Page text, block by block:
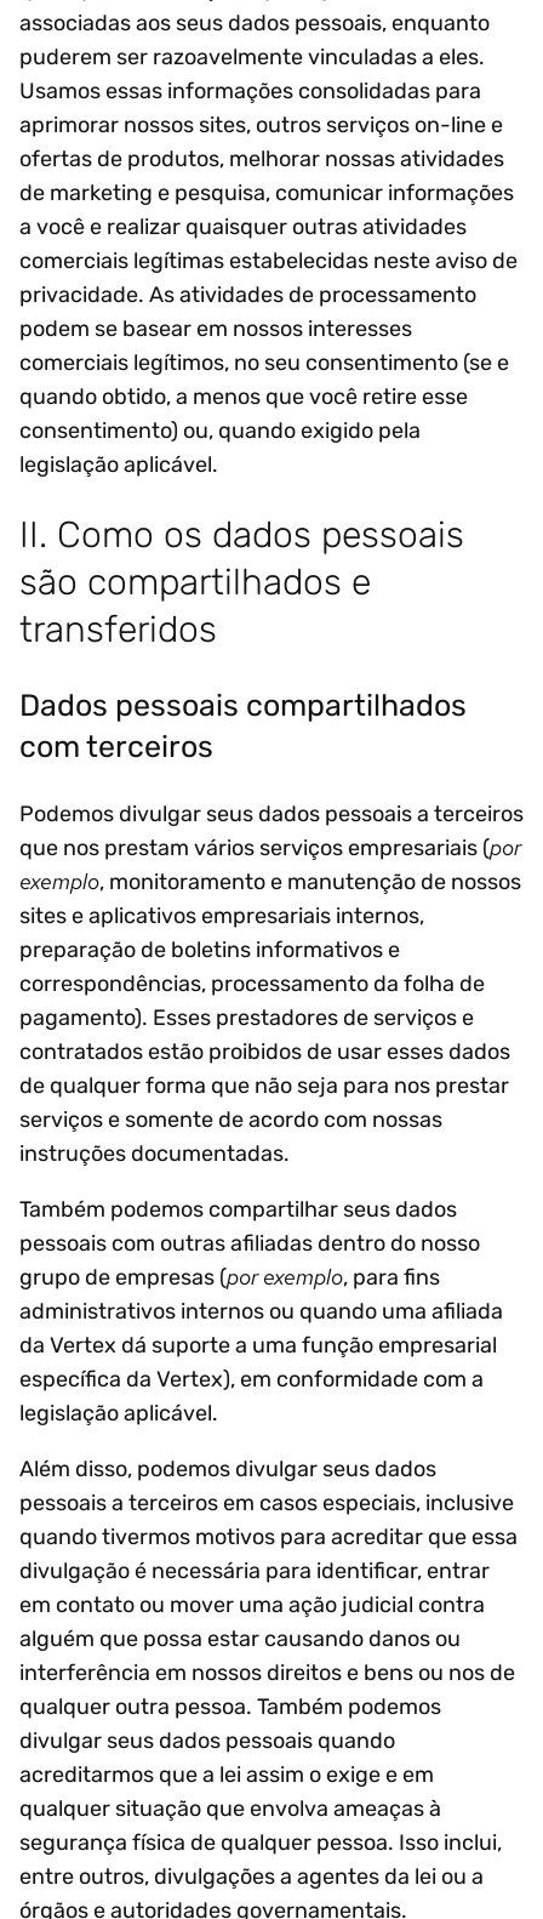
associadas aos seus dados pessoais, enquanto
puderem ser razoavelmente vinculadas a eles.
Usamos essas informações consolidadas para
aprimorar nossos sites, outros serviços on-line e
ofertas de produtos, melhorar nossas atividades
de marketing e pesquisa, comunicar informações
a você e realizar quaisquer outras atividades
comerciais legítimas estabelecidas neste aviso de
privacidade. As atividades de processamento
podem se basear em nossos interesses
comerciais legítimos, no seu consentimento (se e
quando obtido, a menos que você retire esse
consentimento) ou, quando exigido pela
legislação aplicável.
II. Como os dados pessoais
são compartilhados e
transferidos
Dados pessoais compartilhados
com terceiros
Podemos divulgar seus dados pessoais a terceiros
que nos prestam vários serviços empresariais (por
exemplo, monitoramento e manutenção de nossos
sites e aplicativos empresariais internos,
preparação de boletins informativos e
correspondências, processamento da folha de
pagamento). Esses prestadores de serviços e
contratados estão proibidos de usar esses dados
de qualquer forma que não seja para nos prestar
serviços e somente de acordo com nossas
instruções documentadas.
Também podemos compartilhar seus dados
pessoais com outras afiliadas dentro do nosso
grupo de empresas (por exemplo, para fins
administrativos internos ou quando uma afiliada
da Vertex dá suporte a uma função empresarial
específica da Vertex), em conformidade com a
legislação aplicável.
Além disso, podemos divulgar seus dados
pessoais a terceiros em casos especiais, inclusive
quando tivermos motivos para acreditar que essa
divulgação é necessária para identificar, entrar
em contato ou mover uma ação judicial contra
alguém que possa estar causando danos ou
interferência em nossos direitos e bens ou nos de
qualquer outra pessoa. Também podemos
divulgar seus dados pessoais quando
acreditarmos que a lei assim o exige e em
qualquer situação que envolva ameaças à
segurança física de qualquer pessoa. Isso inclui,
entre outros, divulgações a agentes da lei ou a
órgãos e autoridades governamentais.